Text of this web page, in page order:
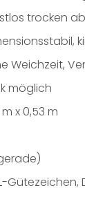
trocken
Weichzeit,
möglich
m x 0,53 m
Gütezeichen,